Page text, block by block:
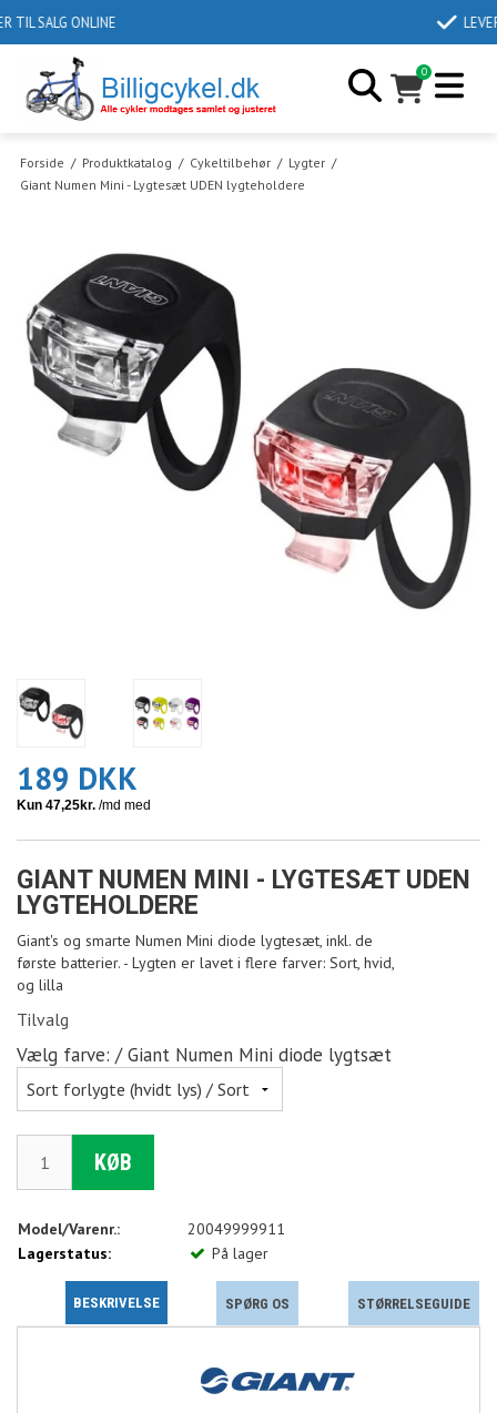
0
Forside / Produktkatalog / Cykeltilbehør / Lygter /
Giant Numen Mini - Lygtesæt UDEN lygteholdere
189 DKK
GIANT NUMEN MINI - LYGTESÆT UDEN
LYGTEHOLDERE
Giant's og smarte Numen Mini diode lygtesæt, inkl. de
første batterier. - Lygten er lavet i flere farver: Sort, hvid,
og lilla
Tilvalg
Vælg farve: / Giant Numen Mini diode lygtsæt
KØB
Model/Varenr.:
20049999911
Lagerstatus:
På lager
BESKRIVELSE SPØRG OS STØRRELSEGUIDE